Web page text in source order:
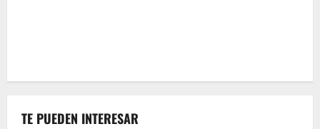
TE PUEDEN INTERESAR